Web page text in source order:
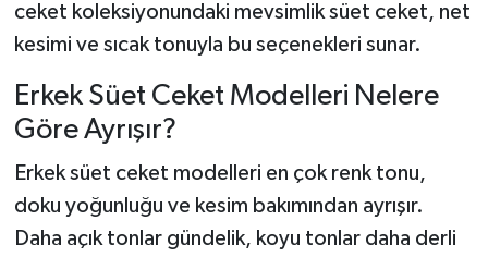
ceket koleksiyonundaki mevsimlik süet ceket, net
kesimi ve sıcak tonuyla bu seçenekleri sunar.
Erkek Süet Ceket Modelleri Nelere
Göre Ayrışır?
Erkek süet ceket modelleri en çok renk tonu,
doku yoğunluğu ve kesim bakımından ayrışır.
Daha açık tonlar gündelik, koyu tonlar daha derli